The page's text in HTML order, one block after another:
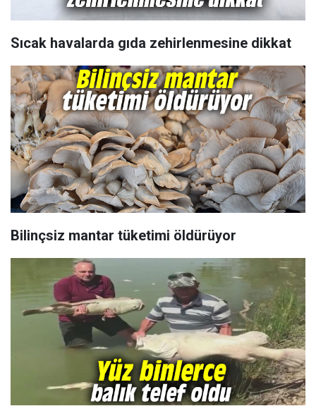
Sıcak havalarda gıda zehirlenmesine dikkat
Bilinçsiz mantar tüketimi öldürüyor